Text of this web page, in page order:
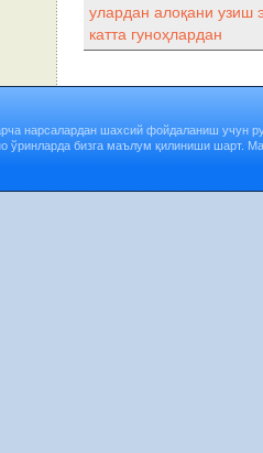
улардан алоқани узиш
катта гуноҳлардан
нарсалардан шахсий фойдаланиш учун
ўринларда бизга маълум қилиниши шарт.